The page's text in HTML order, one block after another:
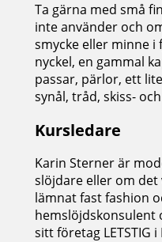
Ta gärna med små
inte använder och
smycke eller minne i
nyckel, en gammal
passar, pärlor, ett
synål, tråd, skiss-
Kursledare
Karin Sterner är
slöjdare eller om
lämnat fast fashion
hemslöjdskonsulent
sitt företag LETSTIG